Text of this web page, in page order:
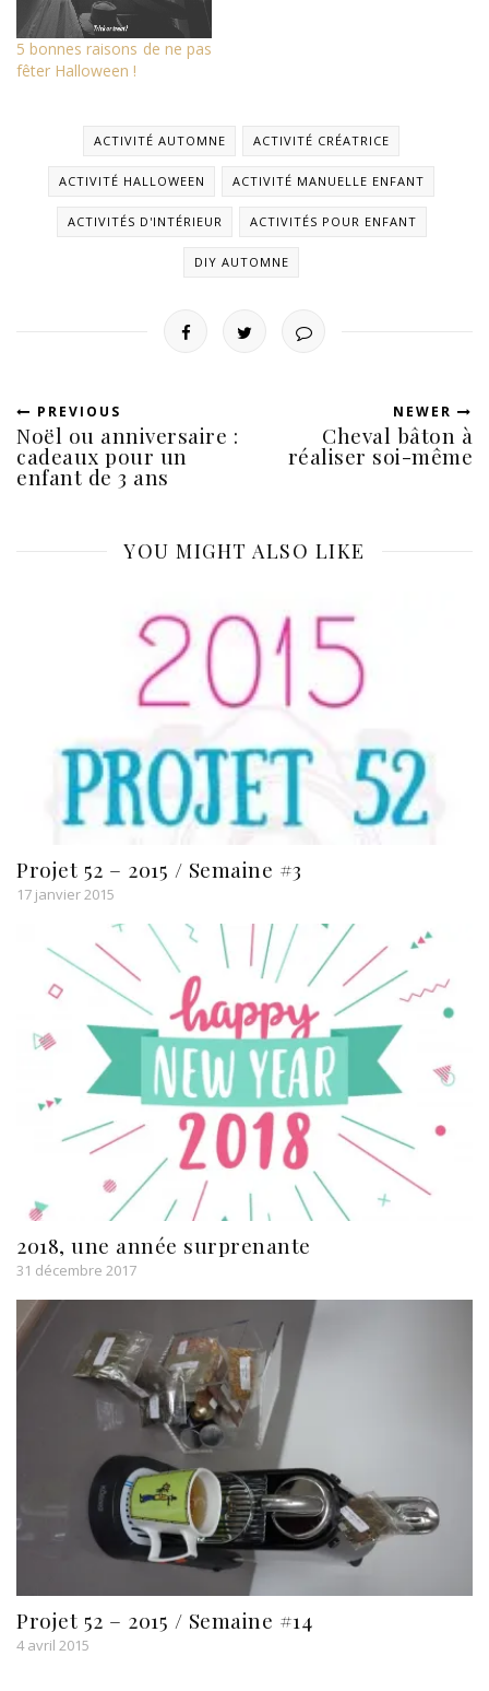
5 bonnes raisons de ne pas
fêter Halloween !
ACTIVITÉ AUTOMNE ACTIVITÉ CRÉATRICE
ACTIVITÉ HALLOWEEN ACTIVITÉ MANUELLE ENFANT
ACTIVITÉS D'INTÉRIEUR ACTIVITÉS POUR ENFANT
DIY AUTOMNE
PREVIOUS
Noël ou anniversaire :
cadeaux pour un
enfant de 3 ans
NEWER
Cheval bâton à
réaliser soi-même
YOU MIGHT ALSO LIKE
Projet 52 – 2015 / Semaine #3
17 janvier 2015
2018, une année surprenante
31 décembre 2017
Projet 52 – 2015 / Semaine #14
4 avril 2015